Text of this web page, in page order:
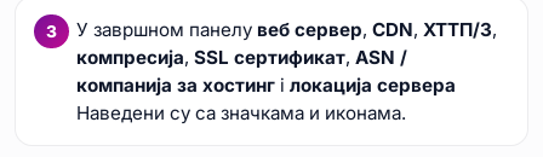
У завршном панелу веб сервер, CDN, ХТТП/3,
компресија, SSL сертификат, ASN /
компанија за хостингi локација сервера
Наведени су са значкама и иконама.